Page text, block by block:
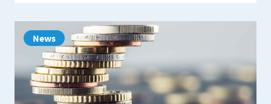
News